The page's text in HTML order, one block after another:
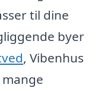
til dine
byer
, Vibenhus